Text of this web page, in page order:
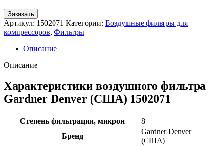
Заказать
Артикул: 1502071 Категории: Воздушные фильтры для
компрессоров, Фильтры
Описание
Описание
Характеристики воздушного фильтра
Gardner Denver (США) 1502071
Степень фильтрации, микрон
8
Бренд
Gardner Denver
(США)